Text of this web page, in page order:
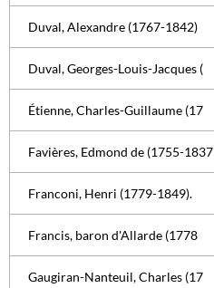
Duval, Alexandre (1767-1842)
Duval, Georges-Louis-Jacques (
Étienne, Charles-Guillaume (17
Favières, Edmond de (1755-1837
Franconi, Henri (1779-1849).
Francis, baron d'Allarde (1778
Gaugiran-Nanteuil, Charles (17